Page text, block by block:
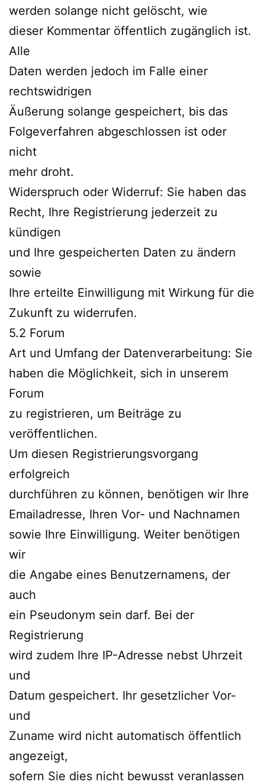
werden solange nicht gelöscht, wie
dieser Kommentar öffentlich zugänglich ist.
Alle
Daten werden jedoch im Falle einer
rechtswidrigen
Äußerung solange gespeichert, bis das
Folgeverfahren abgeschlossen ist oder
nicht
mehr droht.
Widerspruch oder Widerruf: Sie haben das
Recht, Ihre Registrierung jederzeit zu
kündigen
und Ihre gespeicherten Daten zu ändern
sowie
Ihre erteilte Einwilligung mit Wirkung für die
Zukunft zu widerrufen.
5.2 Forum
Art und Umfang der Datenverarbeitung: Sie
haben die Möglichkeit, sich in unserem
Forum
zu registrieren, um Beiträge zu
veröffentlichen.
Um diesen Registrierungsvorgang
erfolgreich
durchführen zu können, benötigen wir Ihre
Emailadresse, Ihren Vor- und Nachnamen
sowie Ihre Einwilligung. Weiter benötigen
wir
die Angabe eines Benutzernamens, der
auch
ein Pseudonym sein darf. Bei der
Registrierung
wird zudem Ihre IP-Adresse nebst Uhrzeit
und
Datum gespeichert. Ihr gesetzlicher Vor-
und
Zuname wird nicht automatisch öffentlich
angezeigt,
sofern Sie dies nicht bewusst veranlassen